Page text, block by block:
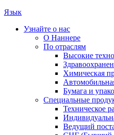
Язык
Узнайте о нас
О Наннере
По отраслям
Высокие
Химическая
Бумага и
Специальные
Техническое
Ведущий